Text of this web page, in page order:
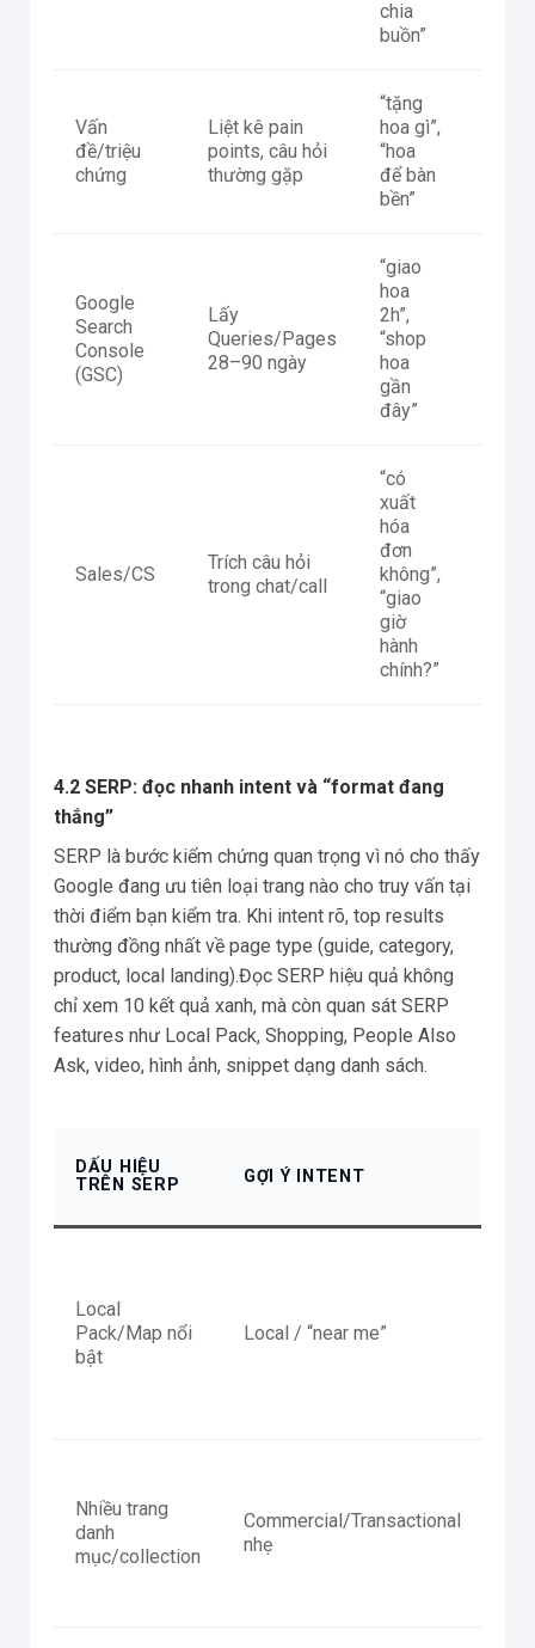
chia
buồn”
Vấn
đề/triệu
chứng
Liệt kê pain
points, câu hỏi
thường gặp
“tặng
hoa gì”,
“hoa
để bàn
bền”
Google
Search
Console
(GSC)
Lấy
Queries/Pages
28–90 ngày
“giao
hoa
2h”,
“shop
hoa
gần
đây”
Sales/CS
Trích câu hỏi
trong chat/call
“có
xuất
hóa
đơn
không”,
“giao
giờ
hành
chính?”
4.2 SERP: đọc nhanh intent và “format đang
thắng”
SERP là bước kiểm chứng quan trọng vì nó cho thấy
Google đang ưu tiên loại trang nào cho truy vấn tại
thời điểm bạn kiểm tra. Khi intent rõ, top results
thường đồng nhất về page type (guide, category,
product, local landing).Đọc SERP hiệu quả không
chỉ xem 10 kết quả xanh, mà còn quan sát SERP
features như Local Pack, Shopping, People Also
Ask, video, hình ảnh, snippet dạng danh sách.
DẤU HIỆU
TRÊN SERP
GỢI Ý INTENT
Local
Pack/Map nổi
bật
Local / “near me”
Nhiều trang
danh
mục/collection
Commercial/Transactional
nhẹ